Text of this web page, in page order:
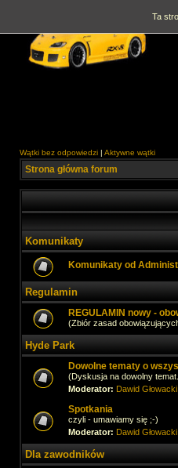
Wątki bez odpowiedzi | Aktywne wątki
Strona główna forum
Komunikaty
Komunikaty od
Regulamin
REGULAMIN nowy -
(Zbiór zasad
Hyde Park
Dowolne tematy o
(Dyskusja na dowolny
Moderator: Dawid Głowacki
Spotkania
czyli - umawiamy się ;-)
Moderator: Dawid Głowacki
Dla zawodników
Ta